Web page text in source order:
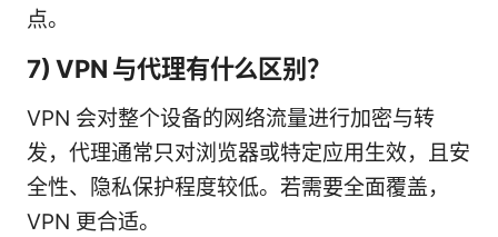
点。
7) VPN 与代理有什么区别？
VPN 会对整个设备的网络流量进行加密与转
发，代理通常只对浏览器或特定应用生效，且安
全性、隐私保护程度较低。若需要全面覆盖，
VPN 更合适。